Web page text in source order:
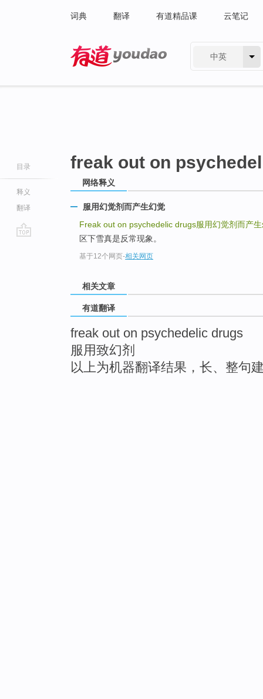
词典 翻译 有道精品课 云笔记
中英
目录
释义
翻译
freak out on
网络释义
服用幻觉剂而产生幻觉
Freak out on psychedelic drugs服用幻觉剂而产
区下雪真是反常现象。
基于12个网页-相关网页
相关文章
有道翻译
freak out on psychedelic drugs
服用致幻剂
以上为机器翻译结果，长、整句